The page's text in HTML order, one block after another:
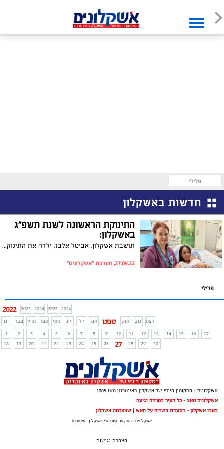
פלילי
חדשות באשקלון
התינוקת הראשונה לשנת תשפ"ג
באשקלון:
תושבת אשקלון, אביטל אלבז, ילדה את התינוקת הראשונה לשנת תשפ"ג בבית החולים ברזילי בעיר
27.09.22, מערכת "אשקלונים"
פלילי
2022 2023 2024 2025 2026
ינו
פבר מרץ אפר מאי יונ יול אוג ספט אוק נוב
דצמ
1
2 3 4 5 6 7 8 9 10 11 12 13 14 15 16
17
18
19 20 21 22 23 24 25 26 27 28 29 30
אשקלונים - המקומון היומי של אשקלון באינטרנט מאז 2005
אשקלונים טאצ - כל העיר במרחק נגיעה
באבו אשקלון - מסעדת בשרים על האש | שווארמה אשקלון
אשקלונים - המקומון היומי של אשקלון באינטרנט
הצהרת נגישות